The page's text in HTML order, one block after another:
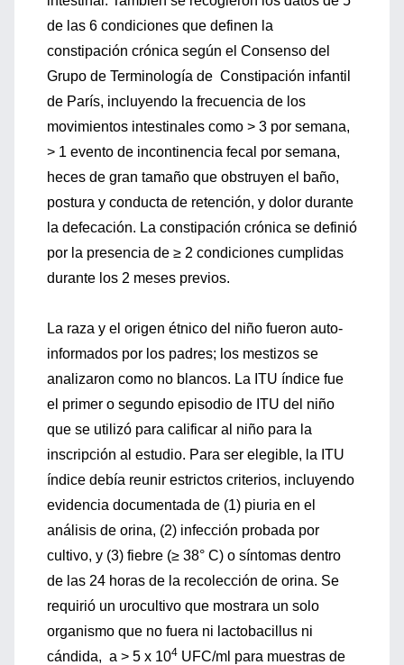
de las 6 condiciones que definen la
constipación crónica según el Consenso del
Grupo de Terminología de Constipación infantil
de París, incluyendo la frecuencia de los
movimientos intestinales como > 3 por semana,
> 1 evento de incontinencia fecal por semana,
heces de gran tamaño que obstruyen el baño,
postura y conducta de retención, y dolor durante
la defecación. La constipación crónica se definió
por la presencia de ≥ 2 condiciones cumplidas
durante los 2 meses previos.
La raza y el origen étnico del niño fueron auto-
informados por los padres; los mestizos se
analizaron como no blancos. La ITU índice fue
el primer o segundo episodio de ITU del niño
que se utilizó para calificar al niño para la
inscripción al estudio. Para ser elegible, la ITU
índice debía reunir estrictos criterios, incluyendo
evidencia documentada de (1) piuria en el
análisis de orina, (2) infección probada por
cultivo, y (3) fiebre (≥ 38° C) o síntomas dentro
de las 24 horas de la recolección de orina. Se
requirió un urocultivo que mostrara un solo
organismo que no fuera ni lactobacillus ni
cándida, a > 5 x 104 UFC/ml para muestras de